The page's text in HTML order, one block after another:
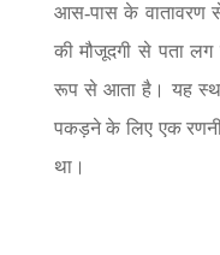
आस-पास के वातावरण
की मौजूदगी से पता लग
रूप से आता है। यह
पकड़ने के लिए एक
था।